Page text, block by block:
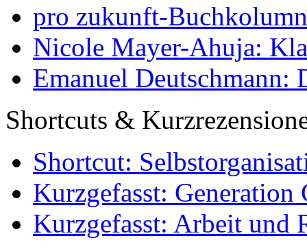
pro zukunft-
Nicole Mayer-Ahuja:
Emanuel Deutschmann:
Shortcuts &
Shortcut:
Kurzgefasst: Generation
Kurzgefasst: Arbeit und